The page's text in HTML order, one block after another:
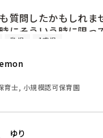
に戻りました。
できない、やってや
べさせて。
積み上げてきた，で
境が変わったことは
そこに対応できない
応じて、すべての着替
もいいかもしれません。
上手くいくということは
がることを願います。
かわさん本当にお疲れ様
質問したかもしれま
にそういう時に限っ
が、癇癪を起こしそう
乳児 1歳児
育士, 小規模認可保育園
ゆり